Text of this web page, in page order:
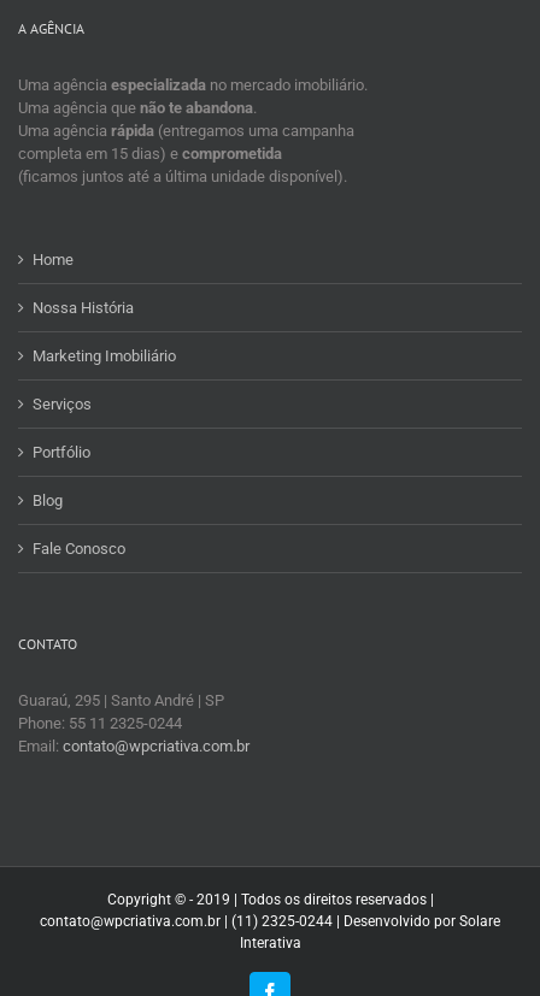
A AGÊNCIA
Uma agência especializada no mercado imobiliário.
Uma agência que não te abandona.
Uma agência rápida (entregamos uma campanha
completa em 15 dias) e comprometida
(ficamos juntos até a última unidade disponível).
Home
Nossa História
Marketing Imobiliário
Serviços
Portfólio
Blog
Fale Conosco
CONTATO
Guaraú, 295 | Santo André | SP
Phone: 55 11 2325-0244
Email: contato@wpcriativa.com.br
Copyright © - 2019 | Todos os direitos reservados |
contato@wpcriativa.com.br | (11) 2325-0244 | Desenvolvido por Solare
Interativa